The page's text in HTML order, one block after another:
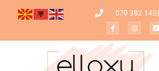
070 382 145